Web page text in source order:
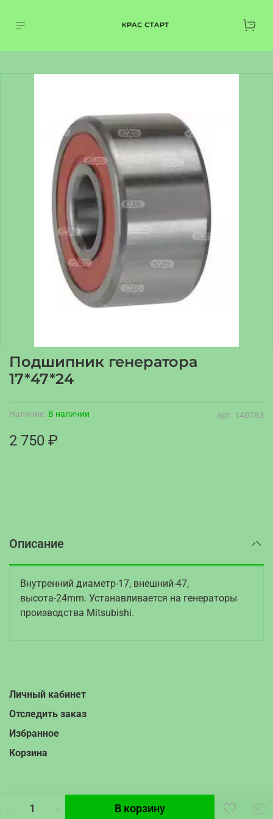
арт. 140783
Наличие: В наличии
Подшипник генератора
17*47*24
2 750 ₽
В корзину
Описание
Внутренний диаметр-17, внешний-47,
высота-24mm. Устанавливается на генераторы
производства Mitsubishi.
Личный кабинет
Отследить заказ
Избранное
Корзина